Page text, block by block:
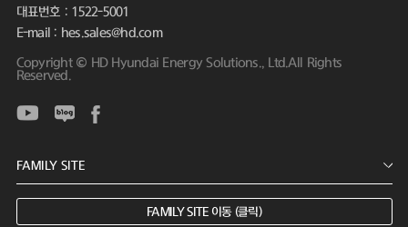
대표번호 : 1522-5001
E-mail : hes.sales@hd.com
Copyright © HD Hyundai Energy Solutions., Ltd.All Rights
Reserved.
FAMILY SITE 이동 (클릭)